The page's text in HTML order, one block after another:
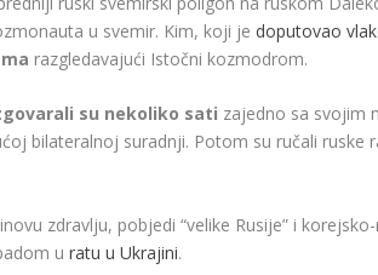
u svemir. Kim, koji je doputovao
razgledavajući Istočni kozmodrom.
su nekoliko sati zajedno sa svojim
bilateralnoj suradnji. Potom su ručali ruske
zdravlju, pobjedi “velike Rusije” i
uratu u Ukrajini.